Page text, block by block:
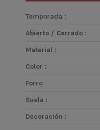
Temporada :
Abierto / Cerrado :
Material :
Color :
Forro
Suela :
Decoración :